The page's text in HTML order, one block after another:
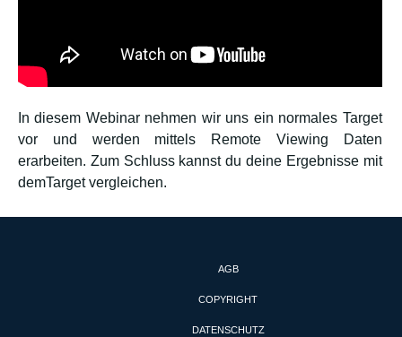
In diesem Webinar nehmen wir uns ein normales Target
vor und werden mittels Remote Viewing Daten
erarbeiten. Zum Schluss kannst du deine Ergebnisse mit
demTarget vergleichen.
AGB
COPYRIGHT
DATENSCHUTZ